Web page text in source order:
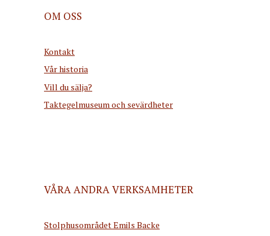
OM OSS
Kontakt
Vår historia
Vill du sälja?
Taktegelmuseum och sevärdheter
VÅRA ANDRA VERKSAMHETER
Stolphusområdet Emils Backe